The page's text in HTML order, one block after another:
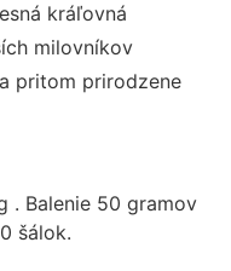
kráľovná
milovníkov
pritom prirodzene
. Balenie 50 gramov
šálok.